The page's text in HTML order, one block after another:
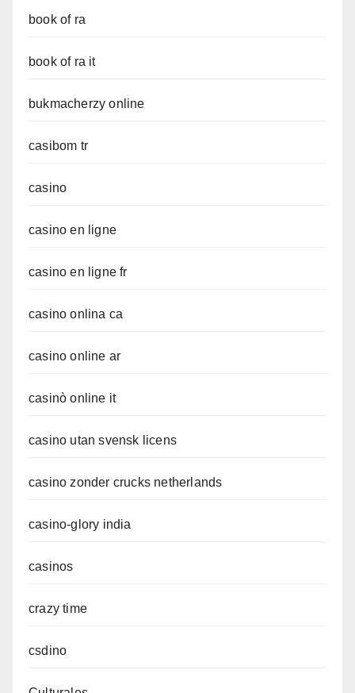
book of ra
book of ra it
bukmacherzy online
casibom tr
casino
casino en ligne
casino en ligne fr
casino onlina ca
casino online ar
casinò online it
casino utan svensk licens
casino zonder crucks netherlands
casino-glory india
casinos
crazy time
csdino